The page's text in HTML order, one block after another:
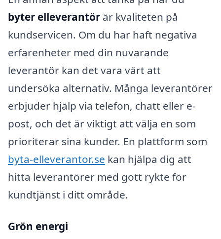
byter elleverantör är kvaliteten på
kundservicen. Om du har haft negativa
erfarenheter med din nuvarande
leverantör kan det vara värt att
undersöka alternativ. Många leverantörer
erbjuder hjälp via telefon, chatt eller e-
post, och det är viktigt att välja en som
prioriterar sina kunder. En plattform som
byta-elleverantor.se kan hjälpa dig att
hitta leverantörer med gott rykte för
kundtjänst i ditt område.
Grön energi